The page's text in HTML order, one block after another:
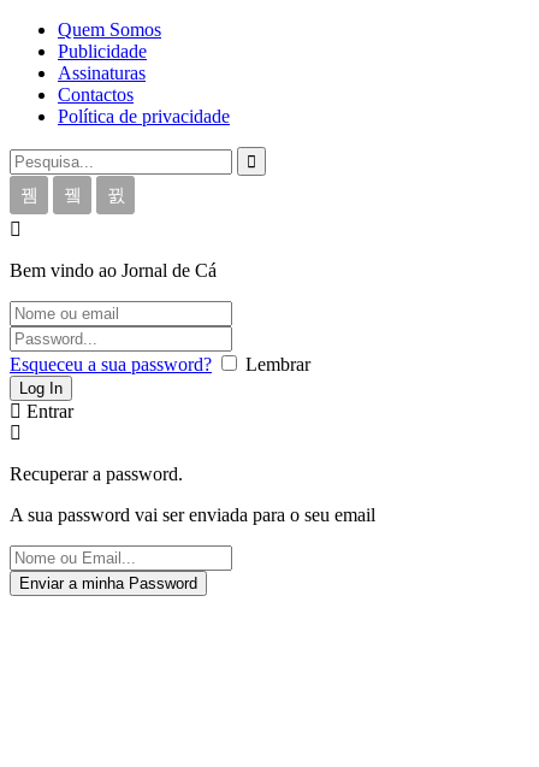
Quem Somos
Publicidade
Assinaturas
Contactos
Política de privacidade
Bem vindo ao Jornal de Cá
Esqueceu a sua password? Lembrar
Entrar
Recuperar a password.
A sua password vai ser enviada para o seu email